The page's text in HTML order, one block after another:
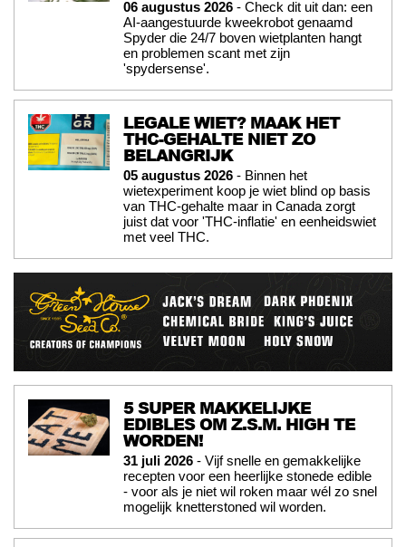
06 augustus 2026 - Check dit uit dan: een
AI-aangestuurde kweekrobot genaamd
Spyder die 24/7 boven wietplanten hangt
en problemen scant met zijn
'spydersense'.
LEGALE WIET? MAAK HET
THC-GEHALTE NIET ZO
BELANGRIJK
05 augustus 2026 - Binnen het
wietexperiment koop je wiet blind op basis
van THC-gehalte maar in Canada zorgt
juist dat voor 'THC-inflatie' en eenheidswiet
met veel THC.
5 SUPER MAKKELIJKE
EDIBLES OM Z.S.M. HIGH TE
WORDEN!
31 juli 2026 - Vijf snelle en gemakkelijke
recepten voor een heerlijke stonede edible
- voor als je niet wil roken maar wél zo snel
mogelijk knetterstoned wil worden.